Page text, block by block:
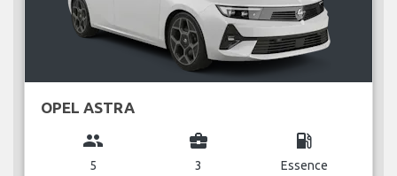
OPEL ASTRA
group
5
business_center
3
local_gas_station
Essence